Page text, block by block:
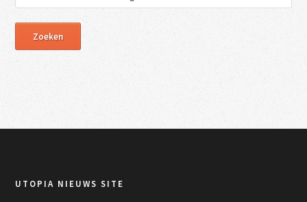
UTOPIA NIEUWS SITE